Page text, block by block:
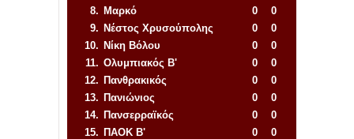
8. Μαρκό 0
0
9. Νέστος Χρυσούπολης 0
0
10. Νίκη Βόλου 0
0
11. Ολυμπιακός Β' 0
0
12. Πανθρακικός 0
0
13. Πανιώνιος 0
0
14. Πανσερραϊκός 0
0
15. ΠΑΟΚ Β' 0
0